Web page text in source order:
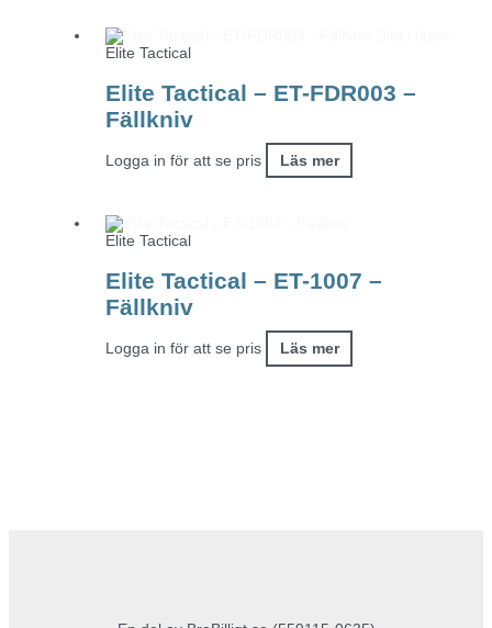
Elite Tactical
Elite Tactical – ET-FDR003 –
Fällkniv
Logga in för att se pris Läs mer
Elite Tactical
Elite Tactical – ET-1007 –
Fällkniv
Logga in för att se pris Läs mer